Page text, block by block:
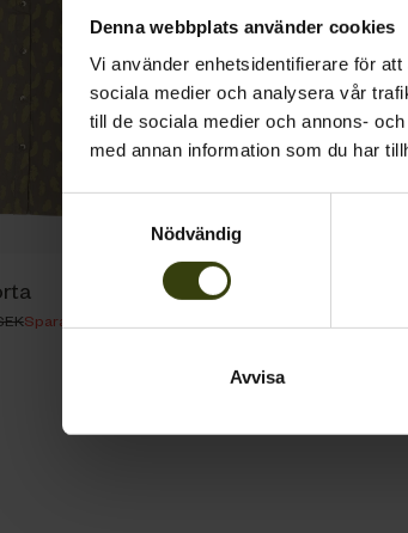
Denna webbplats använder cookies
Vi använder enhetsidentifierare för
sociala medier och analysera vår
till de sociala medier och annons-
med annan information som du har
Nödvändig
Avvisa
Spara 278.00 SEK